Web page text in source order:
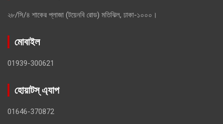
২৮/সি/৪ শাকের প্লাজা (টয়েনবি রোড) মতিঝিল, ঢাকা-১০০০।
মোবাইল
01939-300621
হোয়াটস্ এ্যাপ
01646-370872